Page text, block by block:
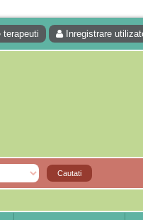
terapeuti Inregistrare